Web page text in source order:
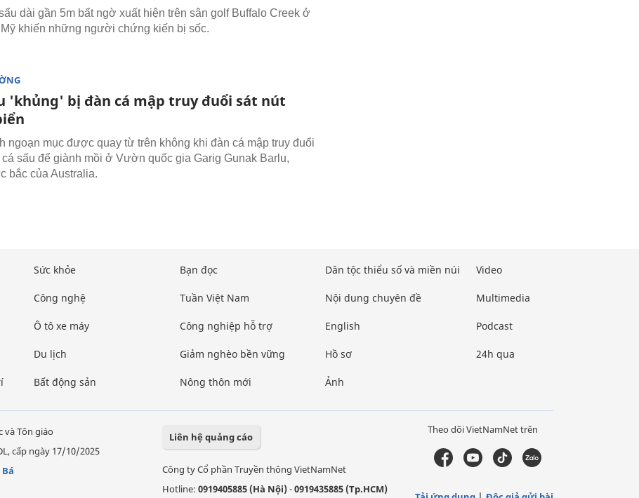
dài gần 5m bất ngờ xuất hiện trên sân golf Buffalo Creek ở
khiến những người chứng kiến bị sốc.
'khủng' bị đàn cá mập truy đuổi sát nút
ngoạn mục được quay từ trên không khi đàn cá mập truy đuổi
cá sấu để giành mồi ở Vườn quốc gia Garig Gunak Barlu,
bắc của Australia.
Sức khỏe
Công nghệ
Ô tô xe máy
Du lịch
Bất động sản
Bạn đọc
Tuần Việt Nam
Công nghiệp hỗ trợ
Giảm nghèo bền vững
Nông thôn mới
Dân tộc thiểu số và miền núi
Nội dung chuyên đề
English
Hồ sơ
Ảnh
Video
Multimedia
Podcast
24h qua
và Tôn giáo
cấp ngày 17/10/2025
Liên hệ quảng cáo
Công ty Cổ phần Truyền thông VietNamNet
Hotline: 0919405885 (Hà Nội)-0919435885 (Tp.HCM)
Theo dõi VietNamNet trên